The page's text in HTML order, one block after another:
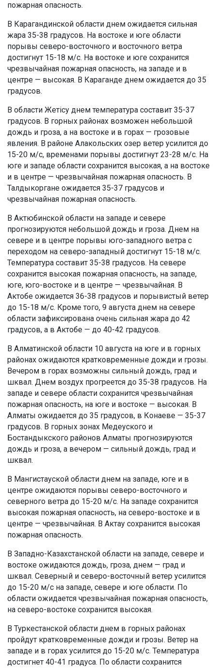
пожарная опасность.
В Карагандинской области днем ожидается сильная
жара 35-38 градусов. На востоке и юге области
порывы северо-восточного и восточного ветра
достигнут 15-18 м/с. На востоке и юге сохранится
чрезвычайная пожарная опасность, на западе и в
центре — высокая. В Караганде днем ожидается до 35
градусов.
В области Жетісу днем температура составит 35-37
градусов. В горных районах возможен небольшой
дождь и гроза, а на востоке и в горах — грозовые
явления. В районе Алакольских озер ветер усилится до
15-20 м/с, временами порывы достигнут 23-28 м/с. На
юге и западе области сохранится высокая, а на востоке
и в центре — чрезвычайная пожарная опасность. В
Талдыкоргане ожидается 35-37 градусов и
чрезвычайная пожарная опасность.
В Актюбинской области на западе и севере
прогнозируются небольшой дождь и гроза. Днем на
севере и в центре порывы юго-западного ветра с
переходом на северо-западный достигнут 15-18 м/с.
Температура составит 35-38 градусов. На севере
сохранится высокая пожарная опасность, на западе,
юге, юго-востоке и в центре — чрезвычайная. В
Актобе ожидается 36-38 градусов и порывистый ветер
до 15-18 м/с. Кроме того, 9 августа днем на севере
области зафиксирована очень сильная жара до 42
градусов, а в Актобе — до 40-42 градусов.
В Алматинской области 10 августа на юге и в горных
районах ожидаются кратковременные дожди и грозы.
Вечером в горах возможны сильный дождь, град и
шквал. Днем воздух прогреется до 35-38 градусов. На
западе и севере области сохранится чрезвычайная
пожарная опасность, на юге и востоке — высокая. В
Алматы ожидается до 35 градусов, в Конаеве — 35-37
градусов. В горных зонах Медеуского и
Бостандыкского районов Алматы прогнозируются
дождь и гроза, а вечером — сильный дождь, град и
шквал.
В Мангистауской области днем на западе, юге и в
центре ожидаются порывы северо-восточного и
северного ветра до 15-20 м/с. На западе сохранится
высокая пожарная опасность, на северо-востоке и в
центре — чрезвычайная. В Актау сохранится высокая
пожарная опасность.
В Западно-Казахстанской области на западе, севере и
востоке ожидаются дождь, гроза, днем — град и
шквал. Северный и северо-восточный ветер усилится
до 15-20 м/с на западе, севере и юге области. По
области ожидается чрезвычайная пожарная опасность,
на северо-востоке сохранится высокая.
В Туркестанской области днем в горных районах
пройдут кратковременные дожди и грозы. Ветер на
западе и в горах усилится до 15-20 м/с. Температура
достигнет 40-41 градуса. По области сохранится